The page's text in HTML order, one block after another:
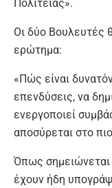
Πολιτείας».
Οι δύο Βουλευτές
ερώτημα:
«Πώς είναι
επενδύσεις, να
ενεργοποιεί
αποσύρεται στο
Όπως σημειώνεται
έχουν ήδη